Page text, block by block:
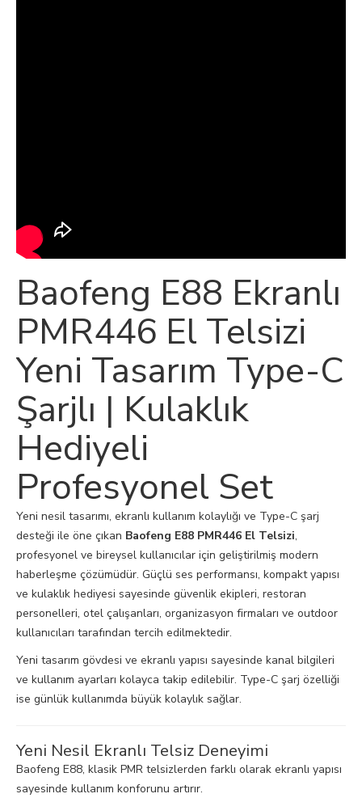
Baofeng E88 Ekranlı
PMR446 El Telsizi
Yeni Tasarım Type-C
Şarjlı | Kulaklık
Hediyeli
Profesyonel Set
Yeni nesil tasarımı, ekranlı kullanım kolaylığı ve Type-C şarj
desteği ile öne çıkan Baofeng E88 PMR446 El Telsizi,
profesyonel ve bireysel kullanıcılar için geliştirilmiş modern
haberleşme çözümüdür. Güçlü ses performansı, kompakt yapısı
ve kulaklık hediyesi sayesinde güvenlik ekipleri, restoran
personelleri, otel çalışanları, organizasyon firmaları ve outdoor
kullanıcıları tarafından tercih edilmektedir.
Yeni tasarım gövdesi ve ekranlı yapısı sayesinde kanal bilgileri
ve kullanım ayarları kolayca takip edilebilir. Type-C şarj özelliği
ise günlük kullanımda büyük kolaylık sağlar.
Yeni Nesil Ekranlı Telsiz Deneyimi
Baofeng E88, klasik PMR telsizlerden farklı olarak ekranlı yapısı
sayesinde kullanım konforunu artırır.